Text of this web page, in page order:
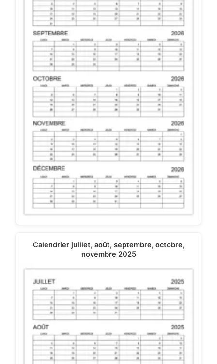
Calendrier juillet, août, septembre, octobre,
novembre 2025